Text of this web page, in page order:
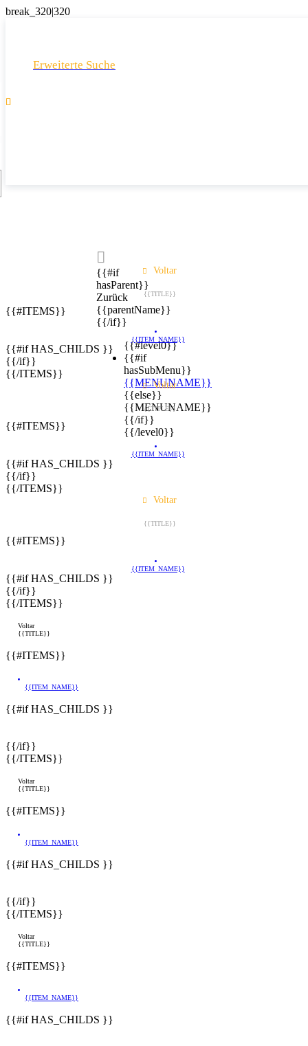
Erweiterte Suche

{{#if
hasParent}}
Zurück
{{parentName}}
{{/if}}
{{#level0}}
{{#if
hasSubMenu}}
{{MENUNAME}}
{{else}}
{{MENUNAME}}
{{/if}}
{{/level0}}
Voltar
{{TITLE}}
{{#ITEMS}}
{{ITEM_NAME}}
{{#if HAS_CHILDS }}
{{/if}}
{{/ITEMS}}
Voltar
{{TITLE}}
{{#ITEMS}}
{{ITEM_NAME}}
{{#if HAS_CHILDS }}
{{/if}}
{{/ITEMS}}
Voltar
{{TITLE}}
{{#ITEMS}}
{{ITEM_NAME}}
{{#if HAS_CHILDS }}
{{/if}}
{{/ITEMS}}
Voltar
{{TITLE}}
{{#ITEMS}}
{{ITEM_NAME}}
{{#if HAS_CHILDS }}
{{/if}}
{{/ITEMS}}
Voltar
{{TITLE}}
{{#ITEMS}}
{{ITEM_NAME}}
{{#if HAS_CHILDS }}
{{/if}}
{{/ITEMS}}
Voltar
{{TITLE}}
{{#ITEMS}}
{{ITEM_NAME}}
{{#if HAS_CHILDS }}